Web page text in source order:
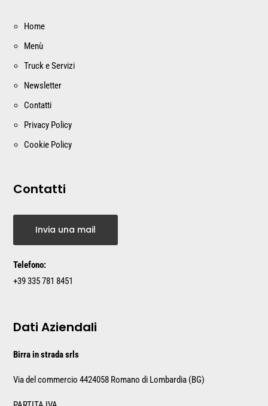
Home
Menù
Truck e Servizi
Newsletter
Contatti
Privacy Policy
Cookie Policy
Contatti
Invia una mail
Telefono:
+39 335 781 8451
Dati Aziendali
Birra in strada srls
Via del commercio 4424058 Romano di Lombardia (BG)